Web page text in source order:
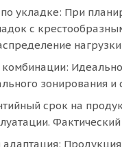
укладке: При
с
зонирования
срок на
адаптация: